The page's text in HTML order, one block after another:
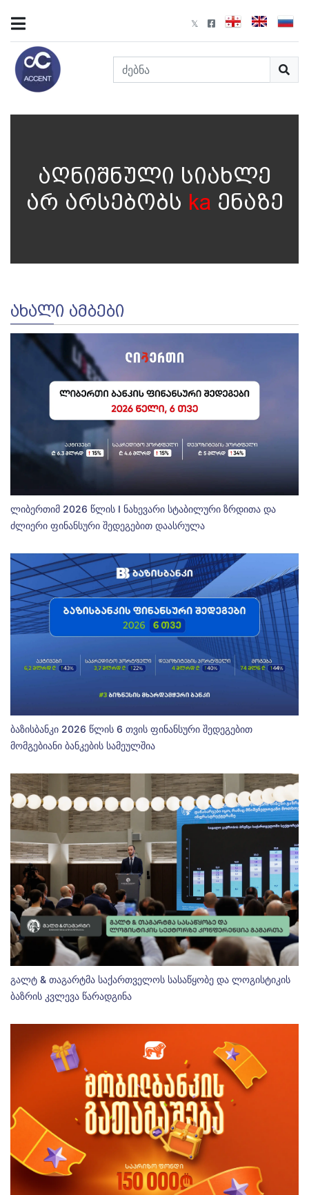
აღნიშნული სიახლე
არ არსებობს ka ენაზე
ᲐᲮᲐᲚᲘ ᲐᲛᲑᲔᲑᲘ
ლიბერთიმ 2026 წლის I ნახევარი სტაბილური ზრდითა და
ძლიერი ფინანსური შედეგებით დაასრულა
ბაზისბანკი 2026 წლის 6 თვის ფინანსური შედეგებით
მომგებიანი ბანკების სამეულშია
გალტ & თაგარტმა საქართველოს სასაწყობე და ლოგისტიკის
ბაზრის კვლევა წარადგინა